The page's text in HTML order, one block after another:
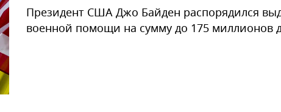
Президент США Джо Байден распорядился
военной помощи на сумму до 175 миллионов